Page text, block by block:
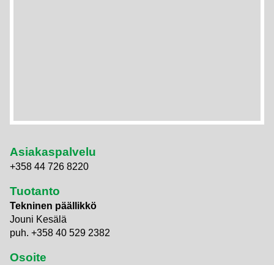
Asiakaspalvelu
+358 44 726 8220
Tuotanto
Tekninen päällikkö
Jouni Kesälä
puh. +358 40 529 2382
Osoite